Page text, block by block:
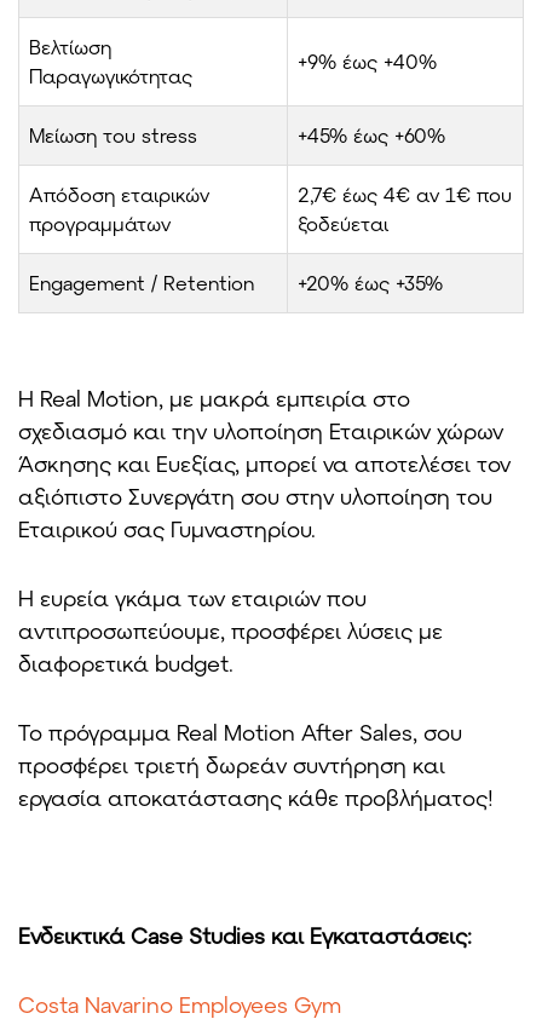
Βελτίωση
Παραγωγικότητας
+9% έως +40%
Μείωση του stress +45% έως +60%
Απόδοση εταιρικών
προγραμμάτων
2,7€ έως 4€ αν 1€ που
ξοδεύεται
Engagement / Retention +20% έως +35%
Η Real Motion, με μακρά εμπειρία στο
σχεδιασμό και την υλοποίηση Εταιρικών χώρων
Άσκησης και Ευεξίας, μπορεί να αποτελέσει τον
αξιόπιστο Συνεργάτη σου στην υλοποίηση του
Εταιρικού σας Γυμναστηρίου.
Η ευρεία γκάμα των εταιριών που
αντιπροσωπεύουμε, προσφέρει λύσεις με
διαφορετικά budget.
Το πρόγραμμα Real Motion After Sales, σου
προσφέρει τριετή δωρεάν συντήρηση και
εργασία αποκατάστασης κάθε προβλήματος!
Ενδεικτικά Case Studies και Εγκαταστάσεις:
Costa Navarino Employees Gym